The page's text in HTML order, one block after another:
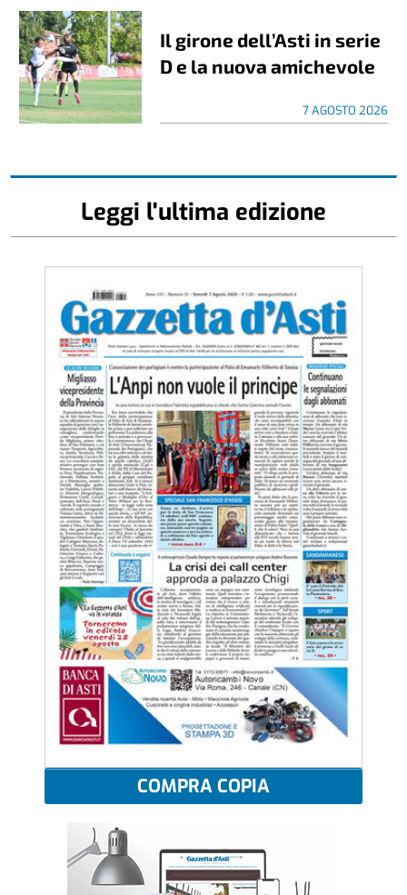
Il girone dell’Asti in serie
D e la nuova amichevole
7 AGOSTO 2026
Leggi l'ultima edizione
COMPRA COPIA